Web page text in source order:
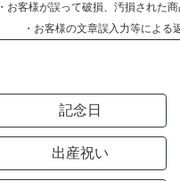
・お客様が誤って破損、汚損された
・お客様の文章誤入力等による
記念日
出産祝い